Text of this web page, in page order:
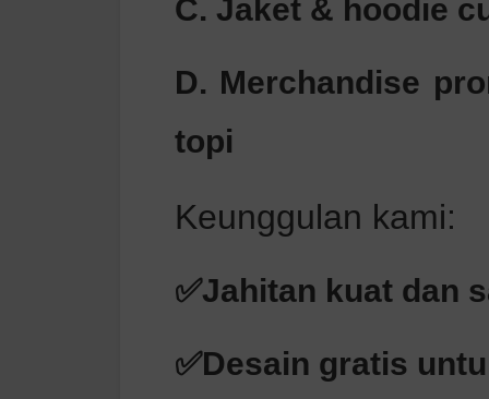
C. Jaket & hoodie
D. Merchandise
topi
Keunggulan kami:
✅Jahitan kuat dan
✅Desain gratis